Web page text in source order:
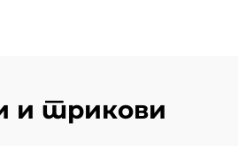
и трикови